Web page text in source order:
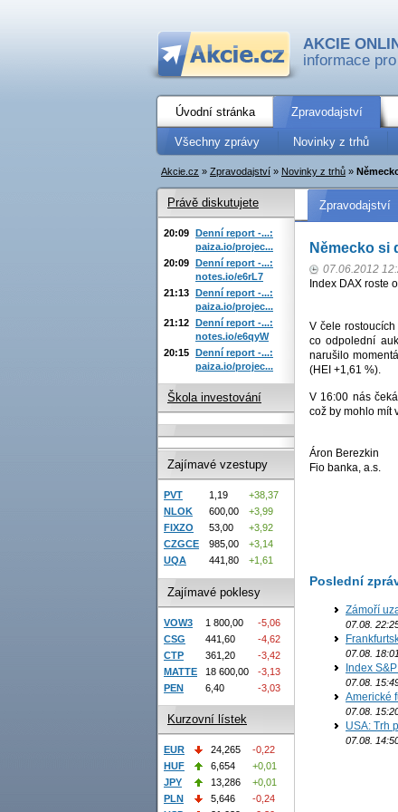
AKCIE
informace
Úvodní stránka Zpravodajství
Všechny zprávy Novinky z trhů
Akcie.cz » Zpravodajství » Novinky z trhů »
Zpravodajství
Německo si
07.06.2012
Index DAX roste
V čele rostoucích
co odpolední
narušilo
(HEI +1,61 %).
V 16:00 nás
což by mohlo mít
Áron Berezkin
Fio banka, a.s.
Poslední
Zámoří
07.08.
07.08. 18:01
Index
07.08.
Americké
07.08.
USA: Trh
07.08.
Právě diskutujete
20:09 Denní report -...:
paiza.io/projec...
20:09 Denní report -...:
notes.io/e6rL7
21:13 Denní report -...:
paiza.io/projec...
21:12 Denní report -...:
notes.io/e6qyW
20:15 Denní report -...:
paiza.io/projec...
Škola investování
Zajímavé vzestupy
PVT 1,19
+38,37
NLOK
600,00
+3,99
FIXZO
53,00
+3,92
CZGCE
985,00
+3,14
UQA
441,80 +1,61
Zajímavé poklesy
VOW3 1 800,00
-5,06
CSG
441,60
-4,62
CTP
361,20
-3,42
MATTE
18 600,00
-3,13
PEN
6,40 -3,03
Kurzovní lístek
EUR 24,265
-0,22
HUF
6,654
+0,01
JPY
13,286
+0,01
PLN
5,646
-0,24